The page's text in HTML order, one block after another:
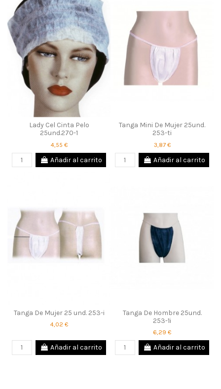
Lady Cel Cinta Pelo
25und.270-1
4,55 €
Añadir al carrito
Tanga Mini De Mujer 25und.
253-ti
3,87 €
Añadir al carrito
Tanga De Mujer 25 und. 253-i
4,02 €
Añadir al carrito
Tanga De Hombre 25und.
253-1i
6,29 €
Añadir al carrito